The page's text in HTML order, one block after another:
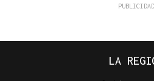
LA